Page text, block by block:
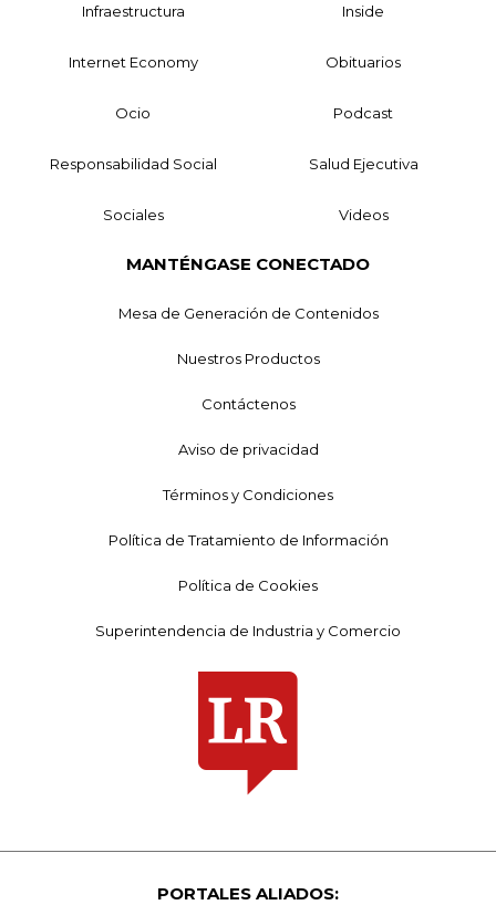
Infraestructura Inside
Internet Economy Obituarios
Ocio Podcast
Responsabilidad Social Salud Ejecutiva
Sociales Videos
MANTÉNGASE CONECTADO
Mesa de Generación de Contenidos
Nuestros Productos
Contáctenos
Aviso de privacidad
Términos y Condiciones
Política de Tratamiento de Información
Política de Cookies
Superintendencia de Industria y Comercio
PORTALES ALIADOS: